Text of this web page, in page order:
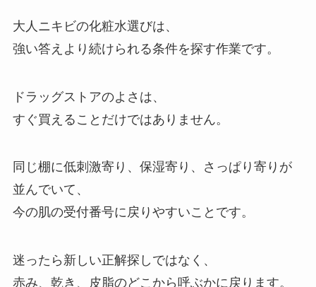
大人ニキビの化粧水選びは、
強い答えより続けられる条件を探す作業です。
ドラッグストアのよさは、
すぐ買えることだけではありません。
同じ棚に低刺激寄り、保湿寄り、さっぱり寄りが
並んでいて、
今の肌の受付番号に戻りやすいことです。
迷ったら新しい正解探しではなく、
赤み、乾き、皮脂のどこから呼ぶかに戻ります。